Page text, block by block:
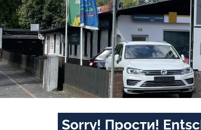
Sorry! Прости!